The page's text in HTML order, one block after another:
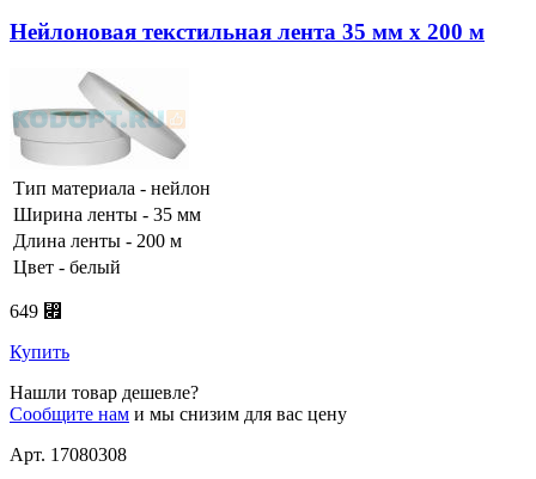
Нейлоновая текстильная лента 35 мм х 200 м
Тип материала - нейлон
Ширина ленты - 35 мм
Длина ленты - 200 м
Цвет - белый
649 ⃏
Купить
Нашли товар дешевле?
Сообщите нам и мы снизим для вас цену
Арт. 17080308